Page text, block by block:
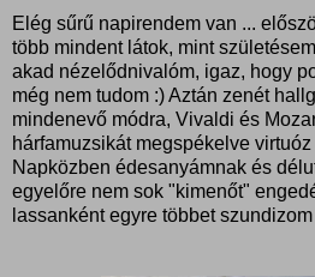
Elég sűrű napirendem van ...
több mindent látok, mint
akad nézelődnivalóm, igaz, hogy
még nem tudom :) Aztán zenét
mindenevő módra, Vivaldi és
hárfamuzsikát megspékelve
Napközben édesanyámnak és
egyelőre nem sok "kimenőt"
lassanként egyre többet